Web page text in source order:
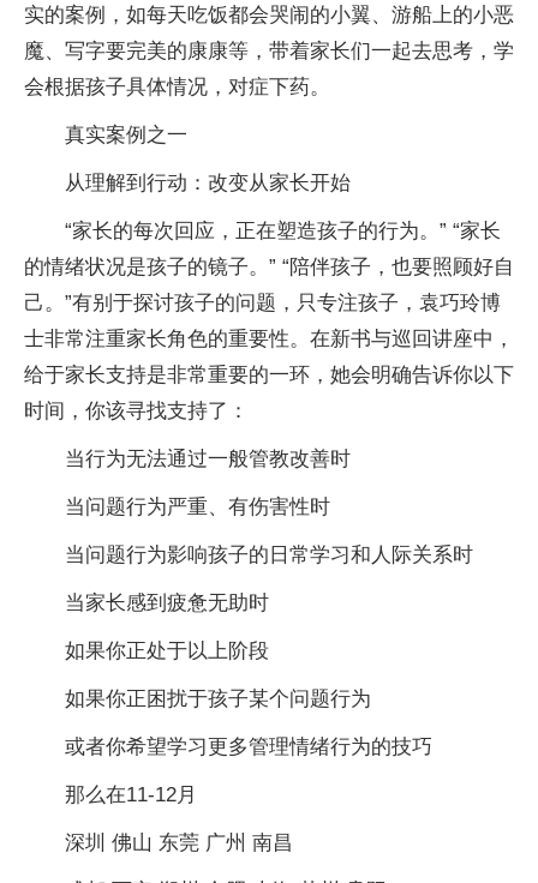
实的案例，如每天吃饭都会哭闹的小翼、游船上的小恶
魔、写字要完美的康康等，带着家长们一起去思考，学
会根据孩子具体情况，对症下药。
真实案例之一
从理解到行动：改变从家长开始
“家长的每次回应，正在塑造孩子的行为。” “家长
的情绪状况是孩子的镜子。” “陪伴孩子，也要照顾好自
己。”有别于探讨孩子的问题，只专注孩子，袁巧玲博
士非常注重家长角色的重要性。在新书与巡回讲座中，
给于家长支持是非常重要的一环，她会明确告诉你以下
时间，你该寻找支持了：
当行为无法通过一般管教改善时
当问题行为严重、有伤害性时
当问题行为影响孩子的日常学习和人际关系时
当家长感到疲惫无助时
如果你正处于以上阶段
如果你正困扰于孩子某个问题行为
或者你希望学习更多管理情绪行为的技巧
那么在11-12月
深圳 佛山 东莞 广州 南昌